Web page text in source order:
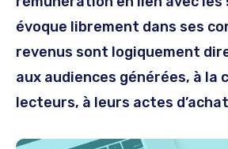
évoque librement dans ses
revenus sont logiquement
aux audiences générées, à la
lecteurs, à leurs actes